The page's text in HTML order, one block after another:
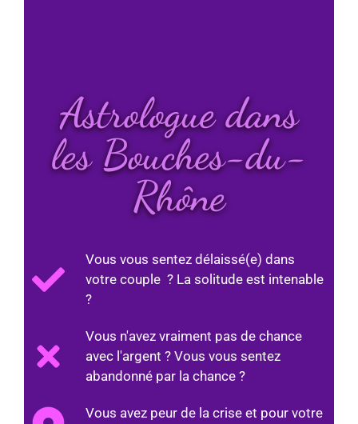
Astrologue dans
les Bouches-du-
Rhône
Vous vous sentez délaissé(e) dans
votre couple ? La solitude est intenable
?
Vous n'avez vraiment pas de chance
avec l'argent ? Vous vous sentez
abandonné par la chance ?
Vous avez peur de la crise et pour votre